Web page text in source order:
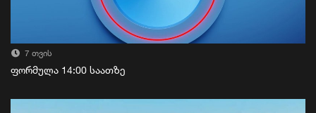
7 თვის
ფორმულა 14:00 საათზე